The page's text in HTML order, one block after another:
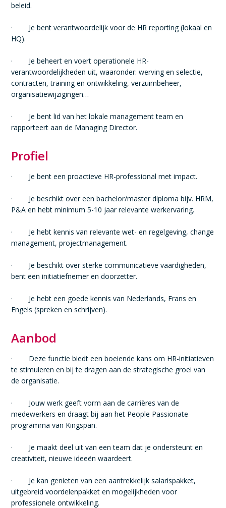
beleid.
· Je bent verantwoordelijk voor de HR reporting (lokaal en
HQ).
· Je beheert en voert operationele HR-
verantwoordelijkheden uit, waaronder: werving en selectie,
contracten, training en ontwikkeling, verzuimbeheer,
organisatiewijzigingen…
· Je bent lid van het lokale management team en
rapporteert aan de Managing Director.
Profiel
· Je bent een proactieve HR-professional met impact.
· Je beschikt over een bachelor/master diploma bijv. HRM,
P&A en hebt minimum 5-10 jaar relevante werkervaring.
· Je hebt kennis van relevante wet- en regelgeving, change
management, projectmanagement.
· Je beschikt over sterke communicatieve vaardigheden,
bent een initiatiefnemer en doorzetter.
· Je hebt een goede kennis van Nederlands, Frans en
Engels (spreken en schrijven).
Aanbod
· Deze functie biedt een boeiende kans om HR-initiatieven
te stimuleren en bij te dragen aan de strategische groei van
de organisatie.
· Jouw werk geeft vorm aan de carrières van de
medewerkers en draagt bij aan het People Passionate
programma van Kingspan.
· Je maakt deel uit van een team dat je ondersteunt en
creativiteit, nieuwe ideeën waardeert.
· Je kan genieten van een aantrekkelijk salarispakket,
uitgebreid voordelenpakket en mogelijkheden voor
professionele ontwikkeling.